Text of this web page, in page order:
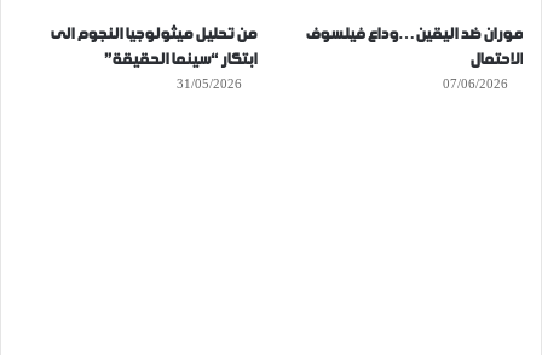
موران ضد اليقين…وداع فيلسوف
الاحتمال
07/06/2026
من تحليل ميثولوجيا النجوم الى
ابتكار “سينما الحقيقة”
31/05/2026